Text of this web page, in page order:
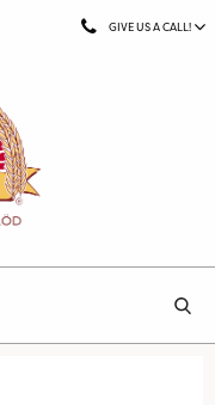
GIVE US A CALL!